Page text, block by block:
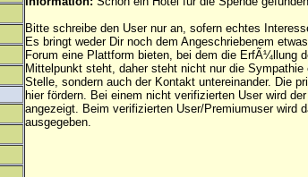
Bitte schreibe den User nur an, sofern echtes
Es bringt weder Dir noch dem Angeschriebenem
Forum eine Plattform bieten, bei dem die ErfÃ¼llung
Mittelpunkt steht, daher steht nicht nur die
Stelle, sondern auch der Kontakt untereinander. Die
hier fördern. Bei einem nicht verifizierten User wird
angezeigt. Beim verifizierten User/Premiumuserwird
ausgegeben.